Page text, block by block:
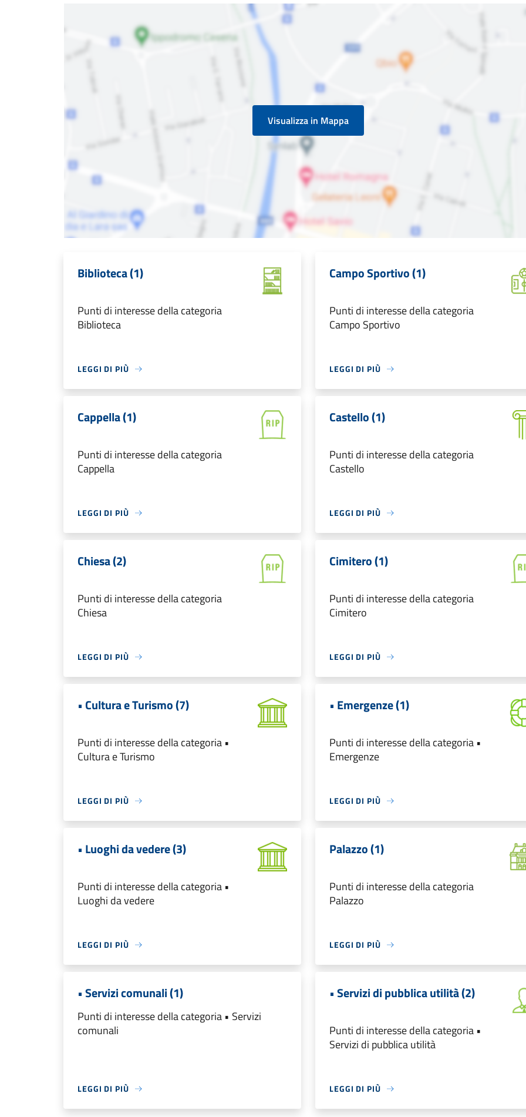
Visualizza in Mappa
Biblioteca (1)
Punti di interesse della categoria
Biblioteca
LEGGI DI PIÙ
Campo Sportivo (1)
Punti di interesse della categoria
Campo Sportivo
LEGGI DI PIÙ
Cappella (1)
Punti di interesse della categoria
Cappella
LEGGI DI PIÙ
Castello (1)
Punti di interesse della categoria
Castello
LEGGI DI PIÙ
Chiesa (2)
Punti di interesse della categoria
Chiesa
LEGGI DI PIÙ
Cimitero (1)
Punti di interesse della categoria
Cimitero
LEGGI DI PIÙ
• Cultura e Turismo (7)
Punti di interesse della categoria •
Cultura e Turismo
LEGGI DI PIÙ
• Emergenze (1)
Punti di interesse della categoria •
Emergenze
LEGGI DI PIÙ
• Luoghi da vedere (3)
Punti di interesse della categoria •
Luoghi da vedere
LEGGI DI PIÙ
Palazzo (1)
Punti di interesse della categoria
Palazzo
LEGGI DI PIÙ
• Servizi comunali (1)
Punti di interesse della categoria • Servizi
comunali
LEGGI DI PIÙ
• Servizi di pubblica utilità (2)
Punti di interesse della categoria •
Servizi di pubblica utilità
LEGGI DI PIÙ